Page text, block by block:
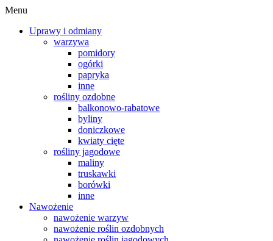
Menu
Uprawy i odmiany
warzywa
pomidory
ogórki
papryka
inne
rośliny ozdobne
balkonowo-rabatowe
byliny
doniczkowe
kwiaty cięte
rośliny jagodowe
maliny
truskawki
borówki
inne
Nawożenie
nawożenie warzyw
nawożenie roślin ozdobnych